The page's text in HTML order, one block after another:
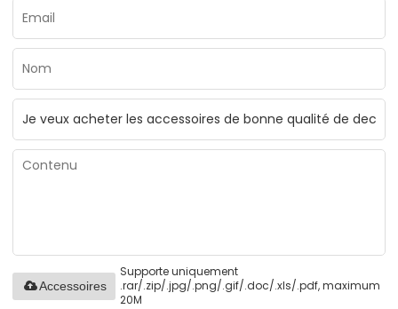
Supporte uniquement
.rar/.zip/.jpg/.png/.gif/.doc/.xls/.pdf, maximum
20M
Accessoires